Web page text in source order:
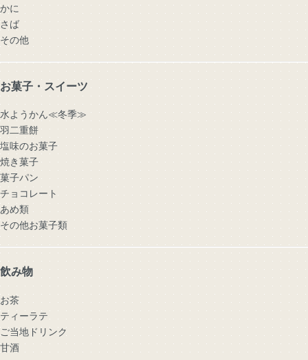
かに
さば
その他
お菓子・スイーツ
水ようかん≪冬季≫
羽二重餅
塩味のお菓子
焼き菓子
菓子パン
チョコレート
あめ類
その他お菓子類
飲み物
お茶
ティーラテ
ご当地ドリンク
甘酒